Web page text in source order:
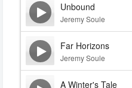
Unbound
Jeremy Soule
Far Horizons
Jeremy Soule
A Winter's Tale